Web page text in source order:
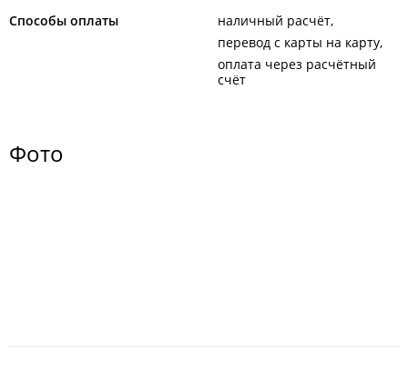
Способы оплаты
наличный расчёт
перевод с карты на карту
оплата через расчётный
счёт
Фото